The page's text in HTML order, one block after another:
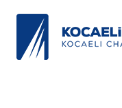
KSO 3500’ü aşkın
Merkez, Çayırova,